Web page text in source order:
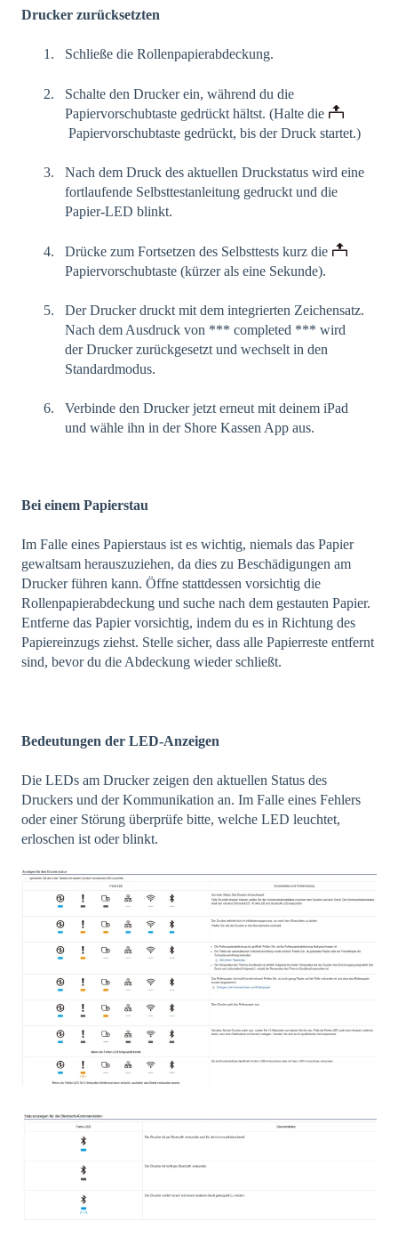
Drucker zurücksetzten
Schließe die Rollenpapierabdeckung.
Schalte den Drucker ein, während du die
Papiervorschubtaste gedrückt hältst. (Halte die
Papiervorschubtaste gedrückt, bis der Druck startet.)
Nach dem Druck des aktuellen Druckstatus wird eine
fortlaufende Selbsttestanleitung gedruckt und die
Papier-LED blinkt.
Drücke zum Fortsetzen des Selbsttests kurz die
Papiervorschubtaste (kürzer als eine Sekunde).
Der Drucker druckt mit dem integrierten Zeichensatz.
Nach dem Ausdruck von *** completed *** wird
der Drucker zurückgesetzt und wechselt in den
Standardmodus.
Verbinde den Drucker jetzt erneut mit deinem iPad
und wähle ihn in der Shore Kassen App aus.
Bei einem Papierstau
Im Falle eines Papierstaus ist es wichtig, niemals das Papier
gewaltsam herauszuziehen, da dies zu Beschädigungen am
Drucker führen kann. Öffne stattdessen vorsichtig die
Rollenpapierabdeckung und suche nach dem gestauten Papier.
Entferne das Papier vorsichtig, indem du es in Richtung des
Papiereinzugs ziehst. Stelle sicher, dass alle Papierreste entfernt
sind, bevor du die Abdeckung wieder schließt.
Bedeutungen der LED-Anzeigen
Die LEDs am Drucker zeigen den aktuellen Status des
Druckers und der Kommunikation an. Im Falle eines Fehlers
oder einer Störung überprüfe bitte, welche LED leuchtet,
erloschen ist oder blinkt.